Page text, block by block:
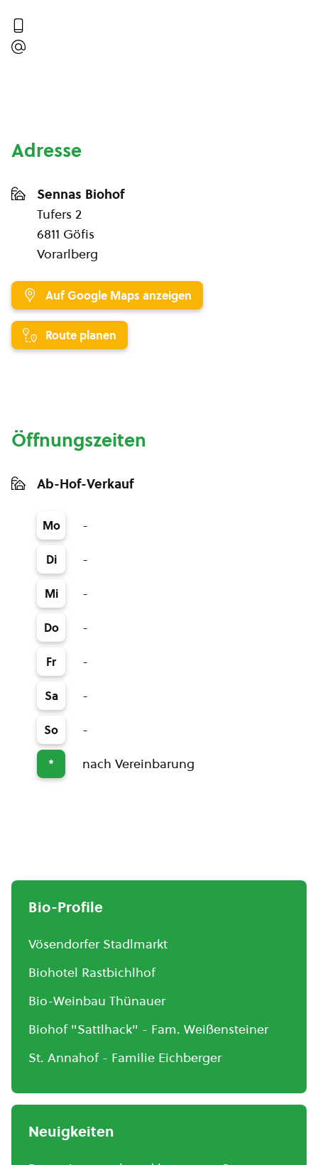
Adresse
Sennas Biohof
Tufers 2
6811 Göfis
Vorarlberg
Auf Google Maps anzeigen
Route planen
Öffnungszeiten
Ab-Hof-Verkauf
Mo -
Di -
Mi -
Do -
Fr -
Sa -
So -
* nach Vereinbarung
Bio-Profile
Vösendorfer Stadlmarkt
Biohotel Rastbichlhof
Bio-Weinbau Thünauer
Biohof "Sattlhack" - Fam. Weißensteiner
St. Annahof - Familie Eichberger
Neuigkeiten